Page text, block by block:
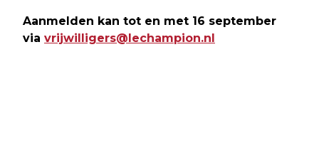
Aanmelden kan tot en met 16 september
via vrijwilligers@lechampion.nl